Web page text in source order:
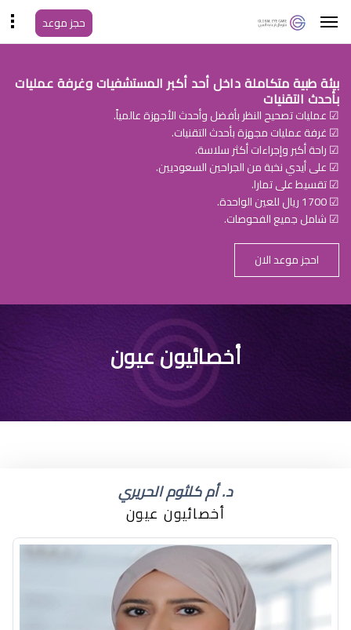
حجز موعد
بيئة طبية متكاملة داخل أحد أكبر المستشفيات وغرفة عمليات
بأحدث التقنيات
☑ عمليات تصحيح النظر بأفضل وأحدث الأجهزة عالمياً.
☑ غرفة عمليات مجهزة بأحدث التقنيات.
☑ راحة أكبر وإجراءات أكثر سلاسة.
☑ على أيدي نخبة من الجراحين السعوديين.
☑ تقسيط على تمارا.
☑ 1700 ريال للعين الواحدة.
☑ شامل جميع الفحوصات.
احجز موعد الان
جفاف عيونأخصائيون عيون
د. أم كلثوم الحريري
أخصائيون عيون